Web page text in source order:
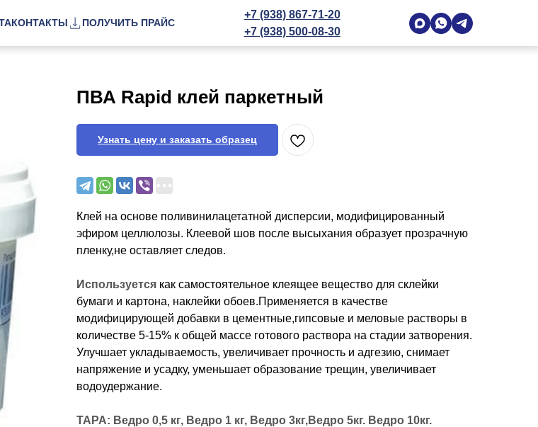
КОНТАКТЫ ПОЛУЧИТЬ ПРАЙС
+7 (938) 867-71-20
+7 (938) 500-08-30
ПВА Rapid клей паркетный
Узнать цену и заказать образец
Клей на основе поливинилацетатной дисперсии, модифицированный
эфиром целлюлозы. Клеевой шов после высыхания образует прозрачную
пленку,не оставляет следов.
Используется как самостоятельное клеящее вещество для склейки
бумаги и картона, наклейки обоев.Применяется в качестве
модифицирующей добавки в цементные,гипсовые и меловые растворы в
количестве 5-15% к общей массе готового раствора на стадии затворения.
Улучшает укладываемость, увеличивает прочность и адгезию, снимает
напряжение и усадку, уменьшает образование трещин, увеличивает
водоудержание.
ТАРА: Ведро 0,5 кг, Ведро 1 кг, Ведро 3кг,Ведро 5кг. Ведро 10кг.